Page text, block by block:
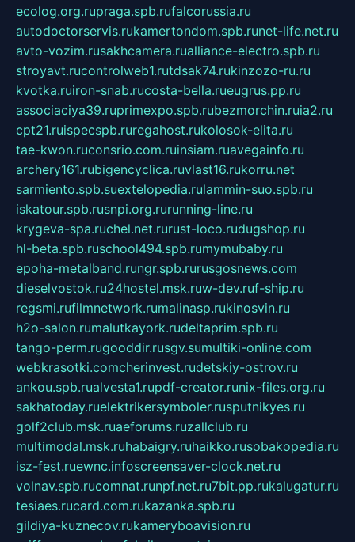
ecolog.org.rupraga.spb.rufalcorussia.ru
autodoctorservis.rukamertondom.spb.runet-life.net.ru
avto-vozim.rusakhcamera.rualliance-electro.spb.ru
stroyavt.rucontrolweb1.rutdsak74.rukinzozo-ru.ru
kvotka.ruiron-snab.rucosta-bella.rueugrus.pp.ru
associaciya39.ruprimexpo.spb.rubezmorchin.ruia2.ru
cpt21.ruispecspb.ruregahost.rukolosok-elita.ru
tae-kwon.ruconsrio.com.ruinsiam.ruavegainfo.ru
archery161.rubigencyclica.ruvlast16.rukorru.net
sarmiento.spb.suextelopedia.rulammin-suo.spb.ru
iskatour.spb.rusnpi.org.rurunning-line.ru
krygeva-spa.ruchel.net.rurust-loco.rudugshop.ru
hl-beta.spb.ruschool494.spb.rumymubaby.ru
epoha-metalband.rungr.spb.rurusgosnews.com
dieselvostok.ru24hostel.msk.ruw-dev.ruf-ship.ru
regsmi.rufilmnetwork.rumalinasp.rukinosvin.ru
h2o-salon.rumalutkayork.rudeltaprim.spb.ru
tango-perm.rugooddir.rusgv.sumultiki-online.com
webkrasotki.comcherinvest.rudetskiy-ostrov.ru
ankou.spb.rualvesta1.rupdf-creator.runix-files.org.ru
sakhatoday.ruelektrikersymboler.rusputnikyes.ru
golf2club.msk.ruaeforums.ruzallclub.ru
multimodal.msk.ruhabaigry.ruhaikko.rusobakopedia.ru
isz-fest.ruewnc.infoscreensaver-clock.net.ru
volnav.spb.rucomnat.runpf.net.ru7bit.pp.rukalugatur.ru
tesiaes.rucard.com.rukazanka.spb.ru
gildiya-kuznecov.rukameryboavision.ru